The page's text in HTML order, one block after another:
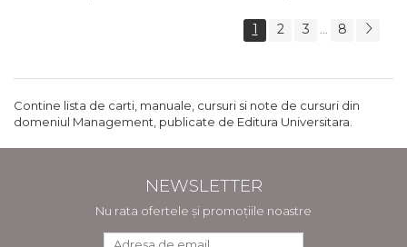
1 2 3 ... 8
Contine lista de carti, manuale, cursuri si note de cursuri din
domeniul Management, publicate de Editura Universitara.
NEWSLETTER
Nu rata ofertele și promoțiile noastre